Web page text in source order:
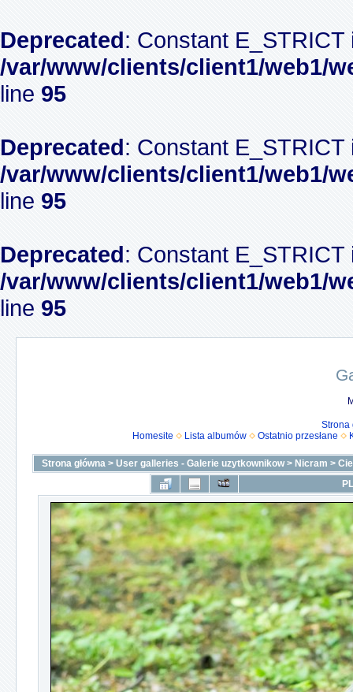
Deprecated: Constant
/var/www/clients/client1/web1/
line 95
Deprecated: Constant
/var/www/clients/client1/web1/
line 95
Deprecated: Constant
/var/www/clients/client1/web1/
line 95
Strona
Homesite
Lista albumów Ostatnio przesłane
Strona główna > User galleries - Galerie uzytkownikow> Nicram >